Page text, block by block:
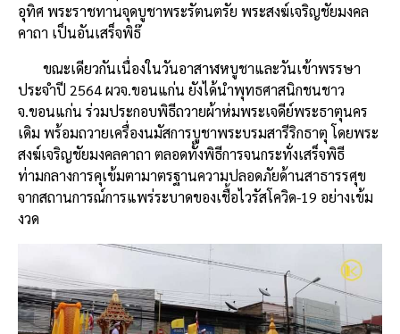
อุทิศ พระราชทานจุดบูชาพระรัตนตรัย พระสงฆ์เจริญชัยมงคล
คาถา เป็นอันเสร็จพิธ๊
ขณะเดียวกันเนื่องในวันอาสาฬหบูชาและวันเข้าพรรษา
ประจำปี 2564 ผวจ.ขอนแก่น ยังได้นำพุทธศาสนิกชนชาว
จ.ขอนแก่น ร่วมประกอบพิธีถวายผ้าห่มพระเจดีย์พระธาตุนคร
เดิม พร้อมถวายเครื่องนมัสการบูชาพระบรมสารีริกธาตุ โดยพระ
สงฆ์เจริญชัยมงคลคาถา ตลอดทั้งพิธีการจนกระทั่งเสร็จพิธี
ท่ามกลางการคุเข้มตามาตรฐานความปลอดภัยด้านสาธารรศุข
จากสถานการณ์การแพร่ระบาดของเชื้อไวรัสโควิด-19 อย่างเข้ม
งวด